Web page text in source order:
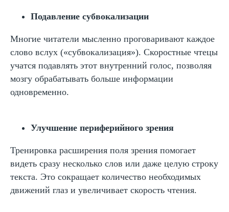
Подавление субвокализации
Многие читатели мысленно проговаривают каждое
слово вслух («субвокализация»). Скоростные чтецы
учатся подавлять этот внутренний голос, позволяя
мозгу обрабатывать больше информации
одновременно.
Улучшение периферийного зрения
Тренировка расширения поля зрения помогает
видеть сразу несколько слов или даже целую строку
текста. Это сокращает количество необходимых
движений глаз и увеличивает скорость чтения.
Варвара Шешикова Методист
Руководитель курсов по чтению,
скорочтению и развитию читательских
Финалист конкурса «Учитель
года-2021»
Автор статьи: